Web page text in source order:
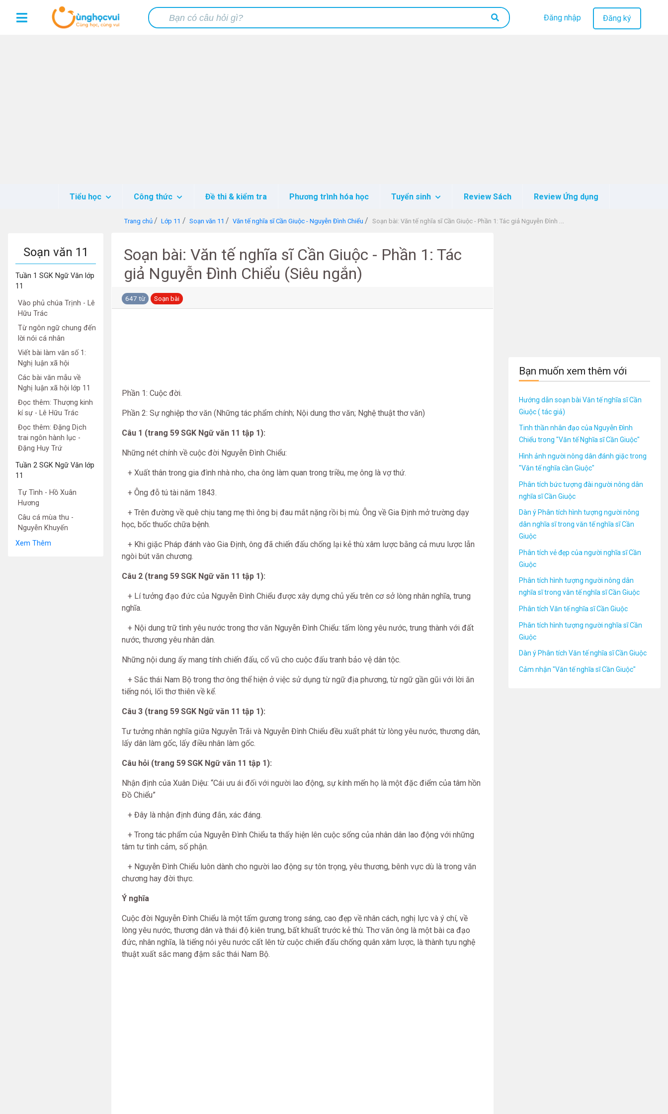
Đăng nhập Đăng ký
Tiểu học Công thức Đề thi & kiểm tra Phương trình hóa học Tuyển sinh Review Sách Review Ứng dụng
Trang chủ Lớp 11 Soạn văn 11 Văn tế nghĩa sĩ Cần Giuộc - Nguyễn Đình Chiểu Soạn bài: Văn tế nghĩa sĩ Cần Giuộc - Phần 1: Tác giả Nguyễn Đình Chiểu (Siêu ngắn)
Soạn văn 11
Tuần 1 SGK Ngữ Văn lớp
11
Vào phủ chúa Trịnh - Lê
Hữu Trác
Từ ngôn ngữ chung đến
lời nói cá nhân
Viết bài làm văn số 1:
Nghị luận xã hội
Các bài văn mẫu về
Nghị luận xã hội lớp 11
Đọc thêm: Thượng kinh
kí sự - Lê Hữu Trác
Đọc thêm: Đặng Dịch
trai ngôn hành lục -
Đặng Huy Trứ
Tuần 2 SGK Ngữ Văn lớp
11
Tự Tình - Hồ Xuân
Hương
Câu cá mùa thu -
Nguyễn Khuyến
Xem Thêm
Soạn bài: Văn tế nghĩa sĩ Cần Giuộc - Phần 1: Tác
giả Nguyễn Đình Chiểu (Siêu ngắn)
647 từ Soạn bài
Phần 1: Cuộc đời.
Phần 2: Sự nghiệp thơ văn (Những tác phẩm chính; Nội dung thơ văn; Nghệ thuật thơ văn)
Câu 1 (trang 59 SGK Ngữ văn 11 tập 1):
Những nét chính về cuộc đời Nguyễn Đình Chiểu:
+ Xuất thân trong gia đình nhà nho, cha ông làm quan trong triều, mẹ ông là vợ thứ.
+ Ông đỗ tú tài năm 1843.
+ Trên đường về quê chịu tang mẹ thì ông bị đau mắt nặng rồi bị mù. Ông về Gia Định mở trường dạy
học, bốc thuốc chữa bệnh.
+ Khi giặc Pháp đánh vào Gia Định, ông đã chiến đấu chống lại kẻ thù xâm lược bằng cả mưu lược lẫn
ngòi bút văn chương.
Câu 2 (trang 59 SGK Ngữ văn 11 tập 1):
+ Lí tưởng đạo đức của Nguyễn Đình Chiểu được xây dựng chủ yếu trên cơ sở lòng nhân nghĩa, trung
nghĩa.
+ Nội dung trữ tình yêu nước trong thơ văn Nguyễn Đình Chiểu: tấm lòng yêu nước, trung thành với đất
nước, thương yêu nhân dân.
Những nội dung ấy mang tính chiến đấu, cổ vũ cho cuộc đấu tranh bảo vệ dân tộc.
+ Sắc thái Nam Bộ trong thơ ông thể hiện ở việc sử dụng từ ngữ địa phương, từ ngữ gần gũi với lời ăn
tiếng nói, lối thơ thiên về kể.
Câu 3 (trang 59 SGK Ngữ văn 11 tập 1):
Tư tưởng nhân nghĩa giữa Nguyễn Trãi và Nguyễn Đình Chiểu đều xuất phát từ lòng yêu nước, thương dân,
lấy dân làm gốc, lấy điều nhân làm gốc.
Câu hỏi (trang 59 SGK Ngữ văn 11 tập 1):
Nhận định của Xuân Diệu: “Cái ưu ái đối với người lao động, sự kính mến họ là một đặc điểm của tâm hồn
Đồ Chiểu”
+ Đây là nhận định đúng đắn, xác đáng.
+ Trong tác phẩm của Nguyễn Đình Chiểu ta thấy hiện lên cuộc sống của nhân dân lao động với những
tâm tư tình cảm, số phận.
+ Nguyễn Đình Chiểu luôn dành cho người lao động sự tôn trọng, yêu thương, bênh vực dù là trong văn
chương hay đời thực.
Ý nghĩa
Cuộc đời Nguyễn Đình Chiểu là một tấm gương trong sáng, cao đẹp về nhân cách, nghị lực và ý chí, về
lòng yêu nước, thương dân và thái độ kiên trung, bất khuất trước kẻ thù. Thơ văn ông là một bài ca đạo
đức, nhân nghĩa, là tiếng nói yêu nước cất lên từ cuộc chiến đấu chống quân xâm lược, là thành tựu nghệ
thuật xuất sắc mang đậm sắc thái Nam Bộ.
Bạn muốn xem thêm với
Hướng dẫn soạn bài Văn tế nghĩa sĩ Cần
Giuộc ( tác giả)
Tinh thần nhân đạo của Nguyễn Đình
Chiểu trong "Văn tế Nghĩa sĩ Cần Giuộc"
Hình ảnh người nông dân đánh giặc trong
"Văn tế nghĩa cần Giuộc"
Phân tích bức tượng đài người nông dân
nghĩa sĩ Cần Giuộc
Dàn ý Phân tích hình tượng người nông
dân nghĩa sĩ trong văn tế nghĩa sĩ Cần
Giuộc
Phân tích vẻ đẹp của người nghĩa sĩ Cần
Giuộc
Phân tích hình tượng người nông dân
nghĩa sĩ trong văn tế nghĩa sĩ Cần Giuộc
Phân tích Văn tế nghĩa sĩ Cần Giuộc
Phân tích hình tượng người nghĩa sĩ Cần
Giuộc
Dàn ý Phân tích Văn tế nghĩa sĩ Cần Giuộc
Cảm nhận "Văn tế nghĩa sĩ Cần Giuộc"